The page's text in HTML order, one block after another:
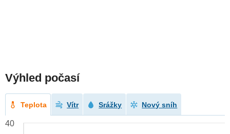
Výhled počasí
Teplota Vítr Srážky Nový sníh
40